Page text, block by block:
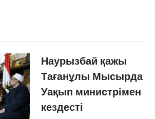
Наурызбай қажы
Тағанұлы Мысырда
Уақып министрімен
кездесті